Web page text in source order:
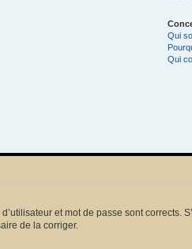
Qui
Qui
et mot de passe sont corrects.
de la corriger.